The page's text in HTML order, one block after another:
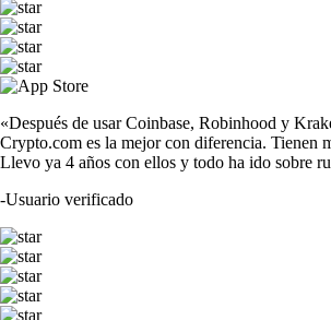
«Después de usar Coinbase, Robinhood y
Crypto.com es la mejor con diferencia. Tienen
Llevo ya 4 años con ellos y todo ha ido sobre
-Usuario verificado